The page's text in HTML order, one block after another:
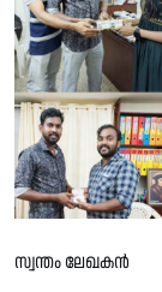
സ്വന്തം ലേഖകൻ